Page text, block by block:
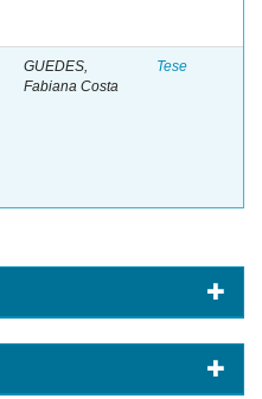
GUEDES,
Fabiana Costa
Tese